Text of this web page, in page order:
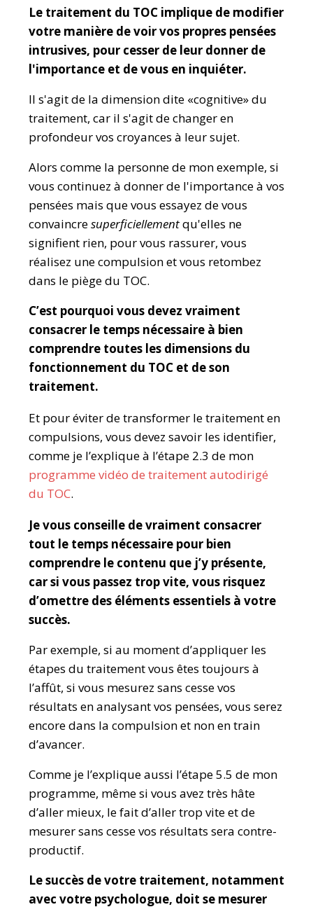
Le traitement du TOC implique de modifier
votre manière de voir vos propres pensées
intrusives, pour cesser de leur donner de
l'importance et de vous en inquiéter.
Il s'agit de la dimension dite «cognitive» du
traitement, car il s'agit de changer en
profondeur vos croyances à leur sujet.
Alors comme la personne de mon exemple, si
vous continuez à donner de l'importance à vos
pensées mais que vous essayez de vous
convaincresuperficiellementqu'elles ne
signifient rien, pour vous rassurer, vous
réalisez une compulsion et vous retombez
dans le piège du TOC.
C’est pourquoi vous devez vraiment
consacrer le temps nécessaire à bien
comprendre toutes les dimensions du
fonctionnement du TOC et de son
traitement.
Et pour éviter de transformer le traitement en
compulsions, vous devez savoir les identifier,
comme je l’explique à l’étape 2.3 de mon
programme vidéo de traitement autodirigé
du TOC.
Je vous conseille de vraiment consacrer
tout le temps nécessaire pour bien
comprendre le contenu que j’y présente,
car si vous passez trop vite, vous risquez
d’omettre des éléments essentiels à votre
succès.
Par exemple, si au moment d’appliquer les
étapes du traitement vous êtes toujours à
l’affût, si vous mesurez sans cesse vos
résultats en analysant vos pensées, vous serez
encore dans la compulsion et non en train
d’avancer.
Comme je l’explique aussi l’étape 5.5 de mon
programme, même si vous avez très hâte
d’aller mieux, le fait d’aller trop vite et de
mesurer sans cesse vos résultats sera contre-
productif.
Le succès de votre traitement, notamment
avec votre psychologue, doit se mesurer